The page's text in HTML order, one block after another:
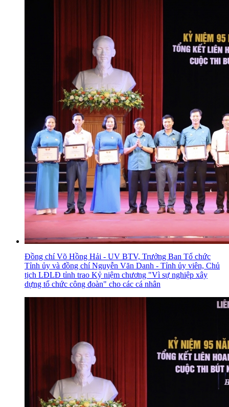
Đồng chí Võ Hồng Hải - UV BTV, Trưởng Ban Tổ chức
Tỉnh ủy và đồng chí Nguyễn Văn Danh - Tỉnh ủy viên, Chủ
tịch LĐLĐ tỉnh trao Kỷ niệm chương "Vì sự nghiệp xây
dựng tổ chức công đoàn" cho các cá nhân